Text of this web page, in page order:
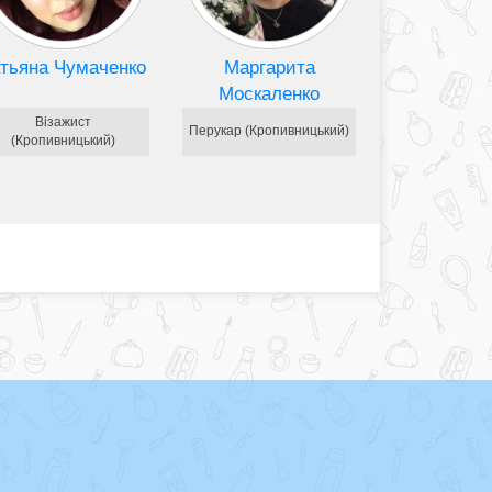
Чумаченко
Візажист
(Кропивницький)
Маргарита
Москаленко
Перукар (Кропивницький)